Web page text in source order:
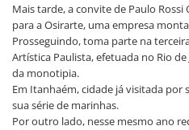
Mais tarde, a convite de Paulo
para a Osirarte, uma empresa
Prosseguindo, toma parte na
Artística Paulista, efetuada no Rio
da monotipia.
Em Itanhaém, cidade já visitada por
sua série de marinhas.
Por outro lado, nesse mesmo ano